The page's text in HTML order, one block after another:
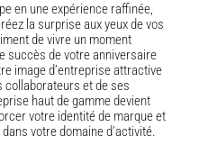
en une expérience raffinée,
la surprise aux yeux de vos
de vivre un moment
succès de votre anniversaire
image d’entreprise attractive
collaborateurs et de ses
haut de gamme devient
votre identité de marque et
votre domaine d’activité.